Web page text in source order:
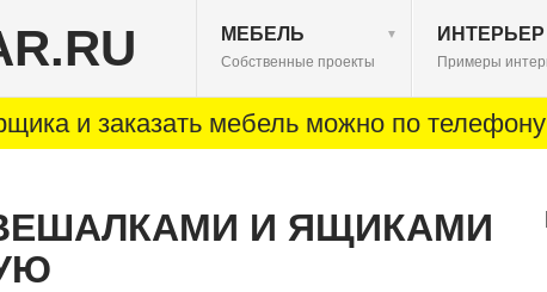
МЕБЕЛЬ
Собственные проекты
▼ ИНТЕРЬЕР
Примеры
и заказать мебель можно по
И ЯЩИКАМИ